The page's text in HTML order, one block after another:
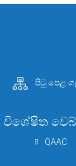
පිටු පෙළ
විශේෂිත
QAAC